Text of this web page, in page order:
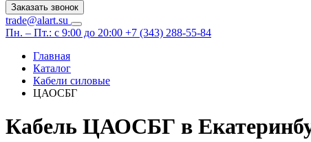
Заказать звонок
trade@alart.su
Пн. – Пт.: с 9:00 до 20:00 +7 (343) 288-55-84
Главная
Каталог
Кабели силовые
ЦАОСБГ
Кабель ЦАОСБГ в